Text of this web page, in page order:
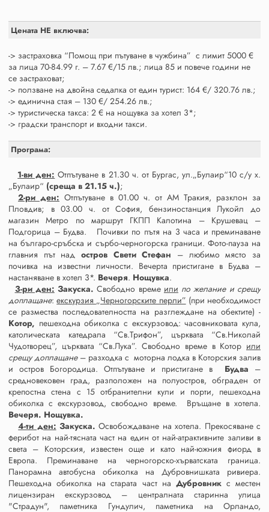
Цената НЕ включва:
-> застраховка “Помощ при пътуване в чужбина” с лимит 5000 €
за лица 70-84.99 г. – 7.67 €/15 лв.; лица 85 и повече години не
се застраховат;
-> ползване на двойна седалка от един турист: 164 €/ 320.76 лв.;
-> единична стая – 130 €/ 254.26 лв.;
-> туристическа такса: 2 € на нощувка за хотел 3*;
-> градски транспорт и входни такси.
Програма:
1-ви ден: Отпътуване в 21.30 ч. от Бургас, ул.„Булаир“10 с/у х.
„Булаир“ (среща в 21.15 ч.);
2-ри ден: Отпътуване в 01.00 ч. от АМ Тракия, разклон за
Пловдив; в 03.00 ч. от София, бензиностанция Лукойл до
магазин Метро по маршрут ГКПП Калотина – Крушевац –
Подгорица – Будва. Почивки по пътя на 3 часа и преминаване
на българо-сръбска и сърбо-черногорска граници. Фото-пауза на
главния път над остров Свети Стефан – любимо място за
почивка на известни личности. Вечерта пристигане в Будва –
настаняване в хотел 3*. Вечеря. Нощувка.
3-ри ден: Закуска. Свободно време или по желание и срещу
доплащане:екскурзия „Черногорските перли” (при необходимост
се размества последователността на разглеждане на обектите) -
Котор, пешеходна обиколка с екскурзовод: часовниковата кула,
католическата катедрала “Св.Трифон”, църквата “Св.Николай
Чудотворец”, църквата “Св.Лука”. Свободно време в Котор или
срещу доплащане– разходка с моторна лодка в Которския залив
и остров Богородица. Отпътуване и пристигане в Будва –
средновековен град, разположен на полуостров, обграден от
крепостна стена с 15 отбранителни кули и порти, пешеходна
обиколка с екскурзовод, свободно време. Връщане в хотела.
Вечеря. Нощувка.
4-ти ден: Закуска. Освобождаване на хотела. Прекосяване с
ферибот на най-тясната част на един от най-атрактивните заливи в
света – Которския, известен още и като най-южния фиорд в
Европа. Преминаване на черногорско-хърватската граница.
Панорамна автобусна обиколка на Дубровнишката ривиера.
Пешеходна обиколка на старата част на Дубровникс местен
лицензиран екскурзовод – централната старинна улица
"Страдун", паметника Гундулич, паметника на Орландо,